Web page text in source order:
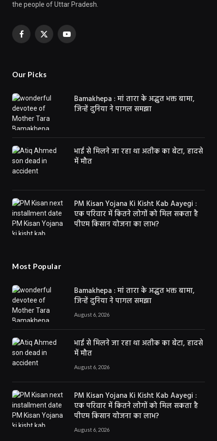
the people of Uttar Pradesh.
Facebook
X
YouTube
Our Picks
Bamakhepa : मां तारा के अद्भुत भक्त बामा,
जिन्हें दुनिया ने पागल समझा
भाई से मिलने जा रहा था अतीक का बेटा, हादसे
में मौत
PM Kisan Yojana Ki Kisht Kab Aayegi :
एक परिवार में कितने लोगों को मिल सकता है
पीएम किसान योजना का लाभ?
Most Popular
Bamakhepa : मां तारा के अद्भुत भक्त बामा,
जिन्हें दुनिया ने पागल समझा
August 6, 2026
भाई से मिलने जा रहा था अतीक का बेटा, हादसे
में मौत
August 6, 2026
PM Kisan Yojana Ki Kisht Kab Aayegi :
एक परिवार में कितने लोगों को मिल सकता है
पीएम किसान योजना का लाभ?
August 6, 2026